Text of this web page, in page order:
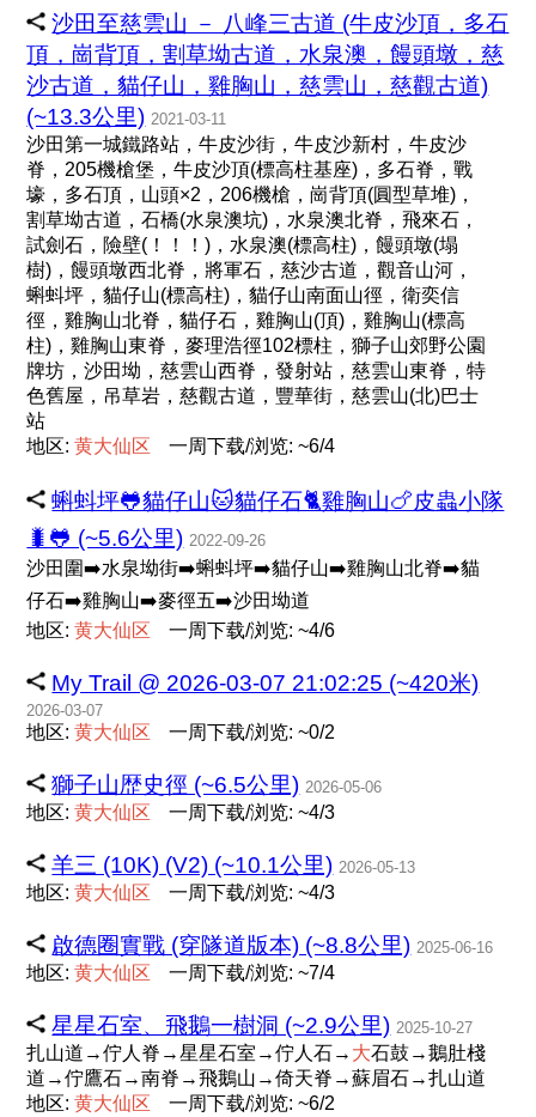
沙田至慈雲山 － 八峰三古道 (牛皮沙頂，多石
頂，崗背頂，割草坳古道，水泉澳，饅頭墩，慈
沙古道，貓仔山，雞胸山，慈雲山，慈觀古道)
(~13.3公里) 2021-03-11
沙田第一城鐵路站，牛皮沙街，牛皮沙新村，牛皮沙
脊，205機槍堡，牛皮沙頂(標高柱基座)，多石脊，戰
壕，多石頂，山頭×2，206機槍，崗背頂(圓型草堆)，
割草坳古道，石橋(水泉澳坑)，水泉澳北脊，飛來石，
試劍石，險壁(！！！)，水泉澳(標高柱)，饅頭墩(塌
樹)，饅頭墩西北脊，將軍石，慈沙古道，觀音山河，
蝌蚪坪，貓仔山(標高柱)，貓仔山南面山徑，衛奕信
徑，雞胸山北脊，貓仔石，雞胸山(頂)，雞胸山(標高
柱)，雞胸山東脊，麥理浩徑102標柱，獅子山郊野公園
牌坊，沙田坳，慈雲山西脊，發射站，慈雲山東脊，特
色舊屋，吊草岩，慈觀古道，豐華街，慈雲山(北)巴士
站
地区:黄大仙区 一周下载/浏览: ~6/4
蝌蚪坪🐸貓仔山🐱貓仔石🐈雞胸山🍗皮蟲小隊
🐛🐸 (~5.6公里) 2022-09-26
沙田圍➡️水泉坳街➡️蝌蚪坪➡️貓仔山➡️雞胸山北脊➡️貓
仔石➡️雞胸山➡️麥徑五➡️沙田坳道
地区:黄大仙区 一周下载/浏览: ~4/6
My Trail @ 2026-03-07 21:02:25 (~420米)
2026-03-07
地区:黄大仙区 一周下载/浏览: ~0/2
獅子山歴史徑 (~6.5公里) 2026-05-06
地区:黄大仙区 一周下载/浏览: ~4/3
羊三 (10K) (V2) (~10.1公里) 2026-05-13
地区:黄大仙区 一周下载/浏览: ~4/3
啟德圈實戰 (穿隧道版本) (~8.8公里) 2025-06-16
地区:黄大仙区 一周下载/浏览: ~7/4
星星石室、飛鵝一樹洞 (~2.9公里) 2025-10-27
扎山道→佇人脊→星星石室→佇人石→ 大石鼓→鵝肚棧
道→佇鷹石→南脊→飛鵝山→倚天脊→蘇眉石→扎山道
地区:黄大仙区 一周下载/浏览: ~6/2